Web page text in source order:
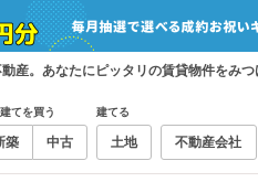
産。あなたにピッタリの賃貸物件をみつ
てを買う
築 中古
建てる
土地 不動産会社